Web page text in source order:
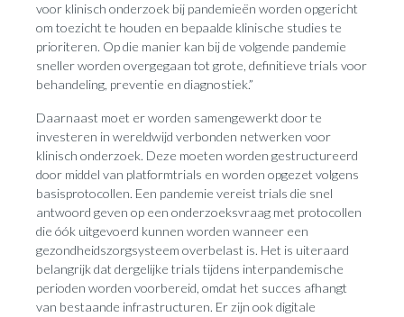
voor klinisch onderzoek bij pandemieën worden opgericht
om toezicht te houden en bepaalde klinische studies te
prioriteren. Op die manier kan bij de volgende pandemie
sneller worden overgegaan tot grote, definitieve trials voor
behandeling, preventie en diagnostiek.”
Daarnaast moet er worden samengewerkt door te
investeren in wereldwijd verbonden netwerken voor
klinisch onderzoek. Deze moeten worden gestructureerd
door middel van platformtrials en worden opgezet volgens
basisprotocollen. Een pandemie vereist trials die snel
antwoord geven op een onderzoeksvraag met protocollen
die óók uitgevoerd kunnen worden wanneer een
gezondheidszorgsysteem overbelast is. Het is uiteraard
belangrijk dat dergelijke trials tijdens interpandemische
perioden worden voorbereid, omdat het succes afhangt
van bestaande infrastructuren. Er zijn ook digitale